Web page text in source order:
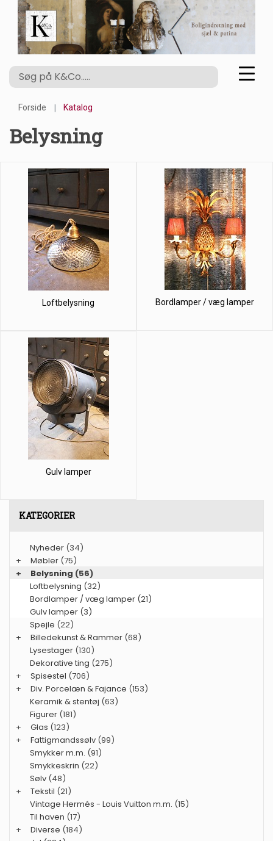
Forside Katalog
Belysning
Loftbelysning Bordlamper / væg lamper
Gulv lamper
KATEGORIER
Nyheder (34)
+
Møbler (75)
+
Belysning (56)
Loftbelysning (32)
Bordlamper / væg lamper (21)
Gulv lamper (3)
Spejle (22)
+
Billedekunst & Rammer (68)
Lysestager (130)
Dekorative ting (275)
+
Spisestel (706)
+
Div. Porcelæn & Fajance (153)
Keramik & stentøj (63)
Figurer (181)
+
Glas (123)
+
Fattigmandssølv (99)
Smykker m.m. (91)
Smykkeskrin (22)
Sølv (48)
+
Tekstil (21)
Vintage Hermés - Louis Vuitton m.m. (15)
Til haven (17)
+
Diverse (184)